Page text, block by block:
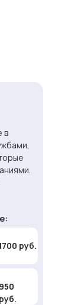
руб.
950
руб.
в